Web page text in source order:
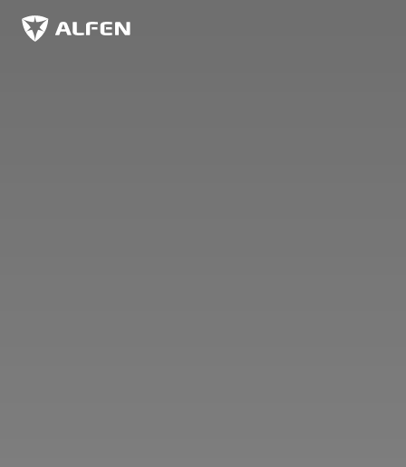
Sauter au contenu principal
Alfen